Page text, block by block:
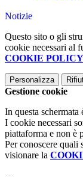
Notizie
Questo sito o gli
cookie necessari al
COOKIE POLICY
Personalizza
Gestione cookie
In questa
I cookie necessari
piattaforma e non è
Per conoscere quali
visionare la